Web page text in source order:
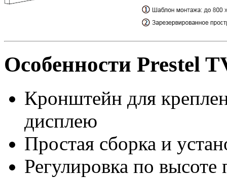
Особенности Prestel
Кронштейн для
дисплею
Простая сборка и
Регулировка по высоте